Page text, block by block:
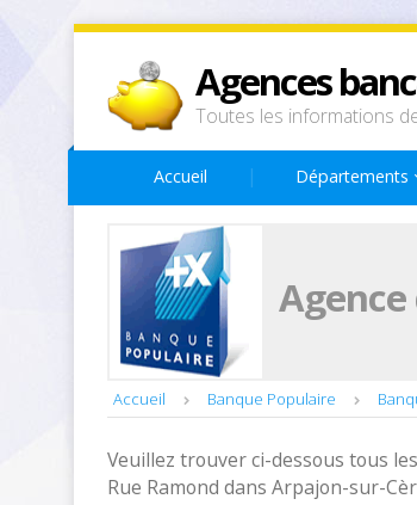
Agences
Toutes les informations
Accueil Départements
Agence
Accueil Banque Populaire
Veuillez trouver ci-dessous tous
Rue Ramond dans Arpajon-sur-